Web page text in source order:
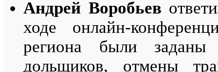
Андрей Воробьев
ходе онлайн-
региона были
дольщиков, отмены